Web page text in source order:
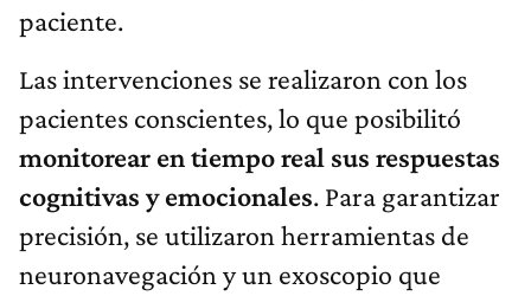
paciente.
Las intervenciones se realizaron con los
pacientes conscientes, lo que posibilitó
monitorear en tiempo real sus respuestas
cognitivas y emocionales. Para garantizar
precisión, se utilizaron herramientas de
neuronavegación y un exoscopio que